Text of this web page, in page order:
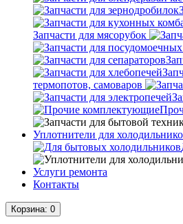
Запчасти для мясорубок
термопотов, самоваров
Уплотнители для
Услуги ремонта
Контакты
Корзина: 0